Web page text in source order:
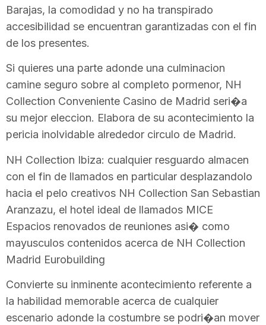
Barajas, la comodidad y no ha transpirado
accesibilidad se encuentran garantizadas con el fin
de los presentes.
Si quieres una parte adonde una culminacion
camine seguro sobre al completo pormenor, NH
Collection Conveniente Casino de Madrid seri�a
su mejor eleccion. Elabora de su acontecimiento la
pericia inolvidable alrededor circulo de Madrid.
NH Collection Ibiza: cualquier resguardo almacen
con el fin de llamados en particular desplazandolo
hacia el pelo creativos NH Collection San Sebastian
Aranzazu, el hotel ideal de llamados MICE
Espacios renovados de reuniones asi� como
mayusculos contenidos acerca de NH Collection
Madrid Eurobuilding
Convierte su inminente acontecimiento referente a
la habilidad memorable acerca de cualquier
escenario adonde la costumbre se podri�an mover